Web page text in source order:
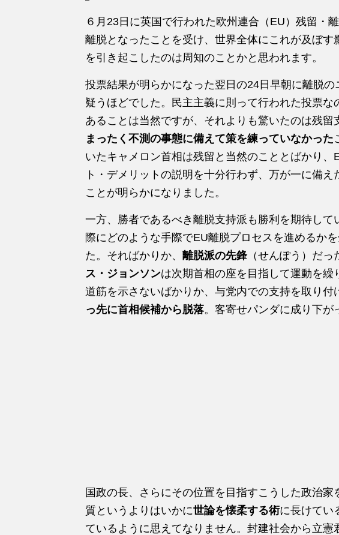
６月23日に英国で行われた欧州連合（EU）残留・
離脱となったことを受け、世界全体にこれが及ぼす
を引き起こしたのは周知のことかと思われます。
投票結果が明らかになった翌日の24日早朝に離脱
疑うほどでした。民主主義に則って行われた投票な
あることは当然ですが、それよりも驚いたのは残留
まったく不測の事態に備えて策を練っていなかった
いたキャメロン首相は残留と当然のこととばかり、
ト・デメリットの説明を十分行わず、万が一に備
ことが明らかになりました。
一方、勝者であるべき離脱支持派も勝利を期待して
際にどのような手際でEU離脱プロセスを進めるか
た。そればかりか、 離脱派の先鋒 （せんぽう）だっ
ス・ジョンソンは次期首相の座を目指して運動を繰
道筋を示さないばかりか、与党内での支持を取り付
っ先に首相候補から脱落。客寄せパンダに成り下が
国政の長、さらにその位置を目指すこうした政治家
質というよりはいかに世論を懐柔する術に長けてい
ているように思えてなりません。封建社会から立憲